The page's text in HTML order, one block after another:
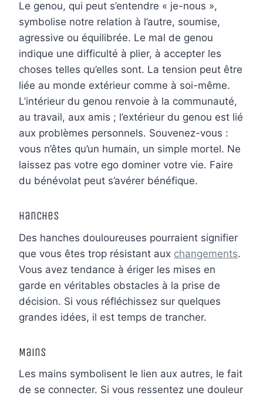
Le genou, qui peut s’entendre « je-nous »,
symbolise notre relation à l’autre, soumise,
agressive ou équilibrée. Le mal de genou
indique une difficulté à plier, à accepter les
choses telles qu’elles sont. La tension peut être
liée au monde extérieur comme à soi-même.
L’intérieur du genou renvoie à la communauté,
au travail, aux amis ; l’extérieur du genou est lié
aux problèmes personnels. Souvenez-vous :
vous n’êtes qu’un humain, un simple mortel. Ne
laissez pas votre ego dominer votre vie. Faire
du bénévolat peut s’avérer bénéfique.
Hanches
Des hanches douloureuses pourraient signifier
que vous êtes trop résistant aux changements.
Vous avez tendance à ériger les mises en
garde en véritables obstacles à la prise de
décision. Si vous réfléchissez sur quelques
grandes idées, il est temps de trancher.
Mains
Les mains symbolisent le lien aux autres, le fait
de se connecter. Si vous ressentez une douleur